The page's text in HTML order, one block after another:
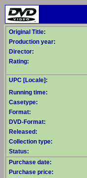
Original Title:
Production year:
Director:
Rating:
UPC [Locale]:
Running time:
Casetype:
Format:
DVD-Format:
Released:
Collection type:
Status:
Purchase date:
Purchase price: